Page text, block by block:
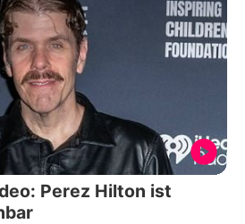
Perez Hilton ist